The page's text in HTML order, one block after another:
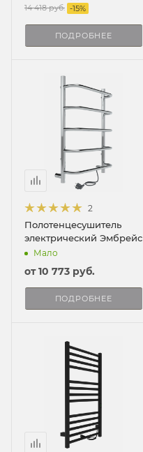
14 418 руб. -15%
ПОДРОБНЕЕ
2
Полотенцесушитель
электрический Эмбрейс
Мало
от10 773 руб.
ПОДРОБНЕЕ